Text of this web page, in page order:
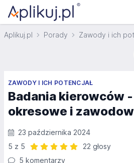
Aplikuj.pl Porady Zawody i ich
ZAWODY I ICH POTENCJAŁ
Badania kierowców
okresowe i
23 października 2024
5 z 5
22 głosy
5 komentarzy